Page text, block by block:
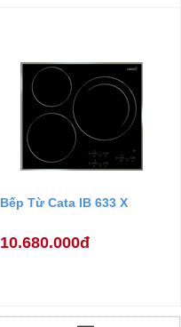
Bếp Từ Cata IB 633 X
10.680.000đ